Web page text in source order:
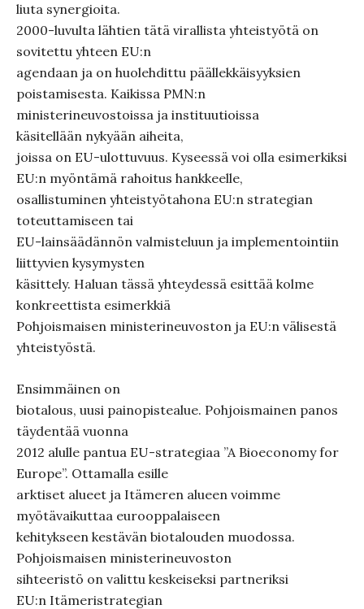
liuta synergioita.
2000-luvulta lähtien tätä virallista yhteistyötä on
sovitettu yhteen EU:n
agendaan ja on huolehdittu päällekkäisyyksien
poistamisesta. Kaikissa PMN:n
ministerineuvostoissa ja instituutioissa
käsitellään nykyään aiheita,
joissa on EU-ulottuvuus. Kyseessä voi olla esimerkiksi
EU:n myöntämä rahoitus hankkeelle,
osallistuminen yhteistyötahona EU:n strategian
toteuttamiseen tai
EU-lainsäädännön valmisteluun ja implementointiin
liittyvien kysymysten
käsittely. Haluan tässä yhteydessä esittää kolme
konkreettista esimerkkiä
Pohjoismaisen ministerineuvoston ja EU:n välisestä
yhteistyöstä.
Ensimmäinen on
biotalous, uusi painopistealue. Pohjoismainen panos
täydentää vuonna
2012 alulle pantua EU-strategiaa ”A Bioeconomy for
Europe”. Ottamalla esille
arktiset alueet ja Itämeren alueen voimme
myötävaikuttaa eurooppalaiseen
kehitykseen kestävän biotalouden muodossa.
Pohjoismaisen ministerineuvoston
sihteeristö on valittu keskeiseksi partneriksi
EU:n Itämeristrategian